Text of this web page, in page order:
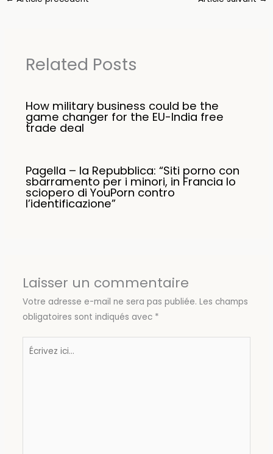
Related Posts
How military business could be the
game changer for the EU-India free
trade deal
Pagella – la Repubblica: “Siti porno con
sbarramento per i minori, in Francia lo
sciopero di YouPorn contro
l’identificazione”
Laisser un commentaire
Votre adresse e-mail ne sera pas publiée. Les champs
obligatoires sont indiqués avec *
Écrivez